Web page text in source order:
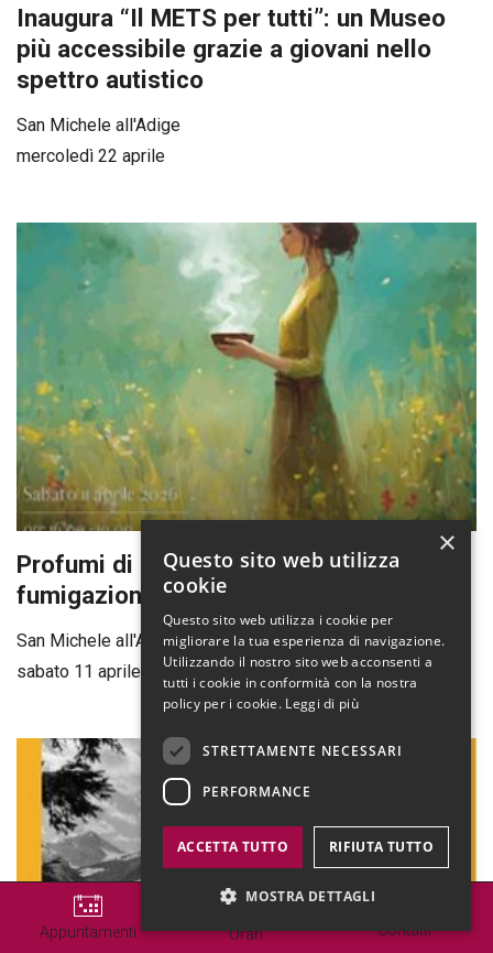
Inaugura “Il METS per tutti”: un Museo
più accessibile grazie a giovani nello
spettro autistico
San Michele all'Adige
mercoledì 22 aprile
Profumi di primavera. Riti, simboli e
fumigazioni
San Michele all'Adige
sabato 11 aprile 2026
Appuntamenti Orari Contatti
×
Questo sito web utilizza
cookie
Questo sito web utilizza i cookie per
migliorare la tua esperienza di navigazione.
Utilizzando il nostro sito web acconsenti a
tutti i cookie in conformità con la nostra
policy per i cookie. Leggi di più
STRETTAMENTE NECESSARI
PERFORMANCE
ACCETTA TUTTO RIFIUTA TUTTO
MOSTRA DETTAGLI